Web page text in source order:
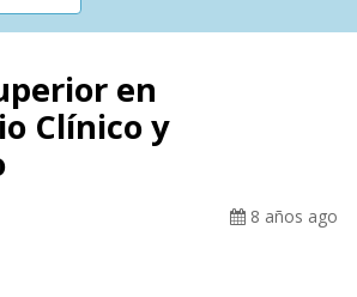
en
Clínico y
8 años ago